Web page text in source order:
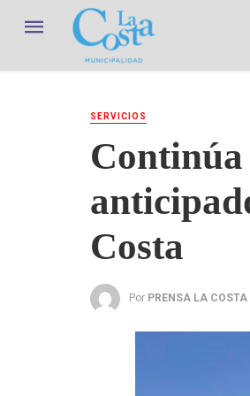
SERVICIOS
Continúa
Costa
Por PRENSA LA COSTA